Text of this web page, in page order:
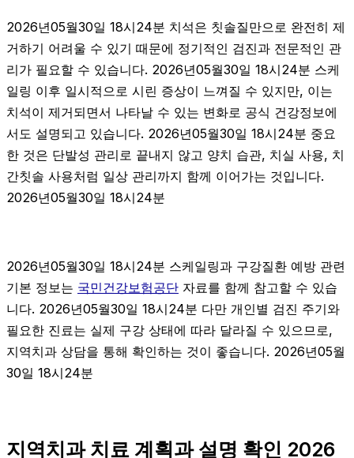
2026년05월30일 18시24분 치석은 칫솔질만으로 완전히 제
거하기 어려울 수 있기 때문에 정기적인 검진과 전문적인 관
리가 필요할 수 있습니다. 2026년05월30일 18시24분 스케
일링 이후 일시적으로 시린 증상이 느껴질 수 있지만, 이는
치석이 제거되면서 나타날 수 있는 변화로 공식 건강정보에
서도 설명되고 있습니다. 2026년05월30일 18시24분 중요
한 것은 단발성 관리로 끝내지 않고 양치 습관, 치실 사용, 치
간칫솔 사용처럼 일상 관리까지 함께 이어가는 것입니다.
2026년05월30일 18시24분
2026년05월30일 18시24분 스케일링과 구강질환 예방 관련
기본 정보는 국민건강보험공단 자료를 함께 참고할 수 있습
니다. 2026년05월30일 18시24분 다만 개인별 검진 주기와
필요한 진료는 실제 구강 상태에 따라 달라질 수 있으므로,
지역치과 상담을 통해 확인하는 것이 좋습니다. 2026년05월
30일 18시24분
지역치과 치료 계획과 설명 확인 2026